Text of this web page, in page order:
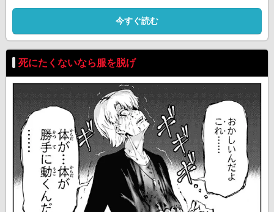
今すぐ読む
死にたくないなら服を脱げ